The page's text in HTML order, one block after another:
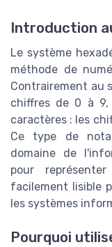
Introduction
Le système
méthode de
Contrairement au
chiffres de 0 à 9,
caractères : les
Ce type de
domaine de
pour
facilement lisible
les systèmes
Pourquoi